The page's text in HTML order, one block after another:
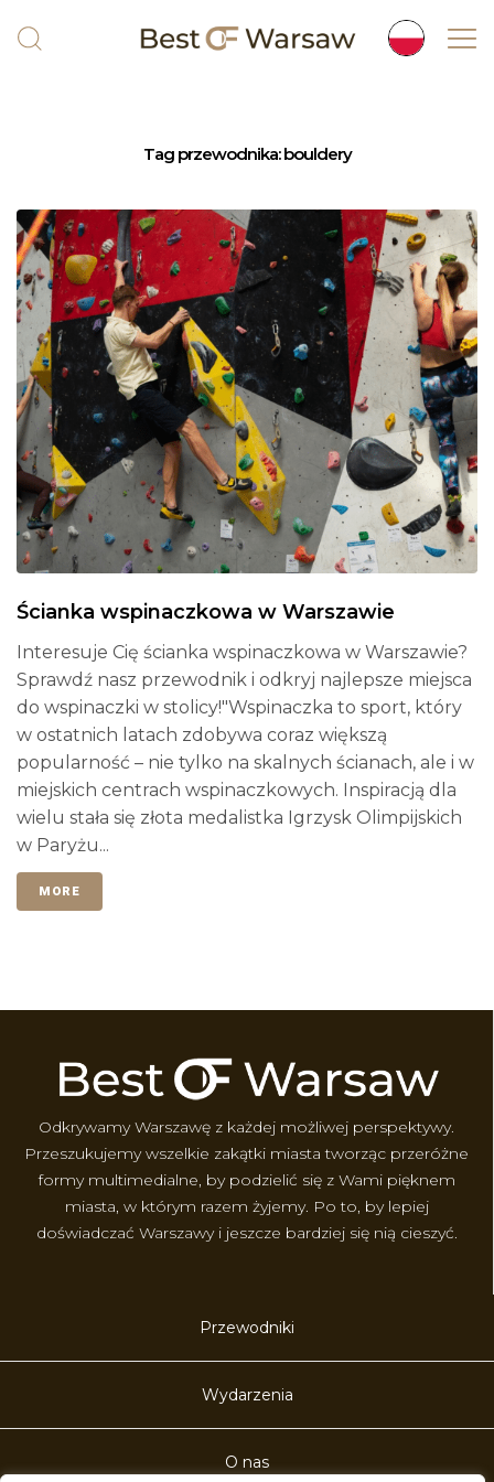
Tag przewodnika:bouldery
Ścianka wspinaczkowa w Warszawie
Interesuje Cię ścianka wspinaczkowa w Warszawie?
Sprawdź nasz przewodnik i odkryj najlepsze miejsca
do wspinaczki w stolicy!"Wspinaczka to sport, który
w ostatnich latach zdobywa coraz większą
popularność – nie tylko na skalnych ścianach, ale i w
miejskich centrach wspinaczkowych. Inspiracją dla
wielu stała się złota medalistka Igrzysk Olimpijskich
w Paryżu...
MORE
Odkrywamy Warszawę z każdej możliwej perspektywy.
Przeszukujemy wszelkie zakątki miasta tworząc przeróżne
formy multimedialne, by podzielić się z Wami pięknem
miasta, w którym razem żyjemy. Po to, by lepiej
doświadczać Warszawy i jeszcze bardziej się nią cieszyć.
Przewodniki
Wydarzenia
O nas